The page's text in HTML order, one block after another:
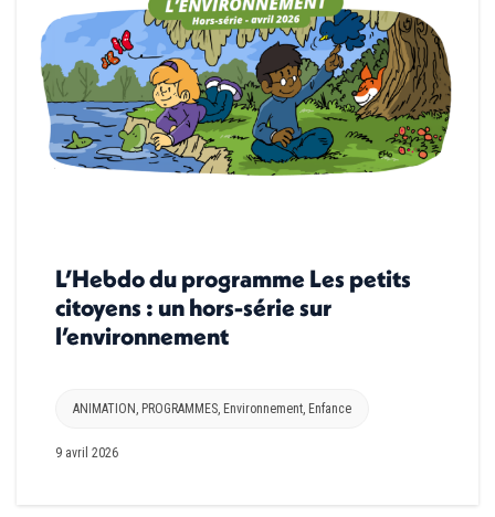
L’Hebdo du programme Les petits
citoyens : un hors-série sur
l’environnement
ANIMATION , PROGRAMMES, Environnement, Enfance
9 avril 2026